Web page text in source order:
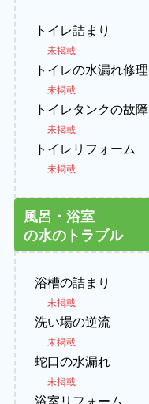
トイレ詰まり
未掲載
トイレの水漏れ修理
未掲載
トイレタンクの故障
未掲載
トイレリフォーム
未掲載
風呂・浴室
の水のトラブル
浴槽の詰まり
未掲載
洗い場の逆流
未掲載
蛇口の水漏れ
未掲載